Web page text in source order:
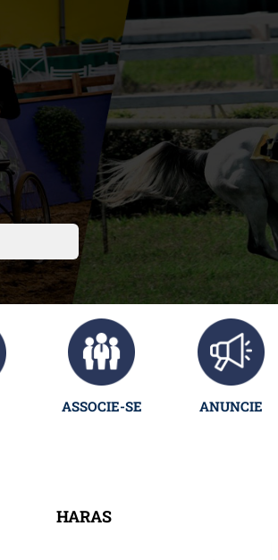
ASSOCIE-SE ANUNCIE
HARAS